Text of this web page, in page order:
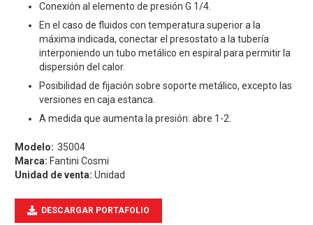
Conexión al elemento de presión G 1/4.
En el caso de fluidos con temperatura superior a la
máxima indicada, conectar el presostato a la tubería
interponiendo un tubo metálico en espiral para permitir la
dispersión del calor.
Posibilidad de fijación sobre soporte metálico, excepto las
versiones en caja estanca.
A medida que aumenta la presión: abre 1-2.
35004
Marca: Fantini Cosmi
Unidad de venta: Unidad
DESCARGAR PORTAFOLIO